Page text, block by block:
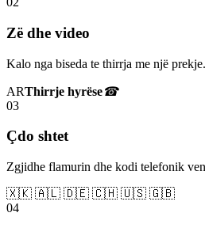
Zë dhe video
Kalo nga biseda te thirrja me një prekje.
ARThirrje hyrëse☎
03
Çdo shtet
Zgjidhe flamurin dhe kodi telefonik
🇽🇰 🇦🇱 🇩🇪 🇨🇭 🇺🇸 🇬🇧
04